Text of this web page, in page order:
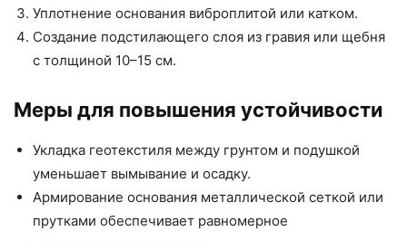
Уплотнение основания виброплитой или катком.
Создание подстилающего слоя из гравия или щебня
с толщиной 10–15 см.
Меры для повышения устойчивости
Укладка геотекстиля между грунтом и подушкой
уменьшает вымывание и осадку.
Армирование основания металлической сеткой или
прутками обеспечивает равномерное